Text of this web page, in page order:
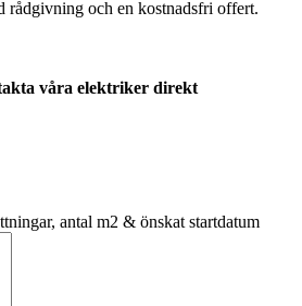
rådgivning och en kostnadsfri offert.
våra elektriker direkt
antal m2 & önskat startdatum